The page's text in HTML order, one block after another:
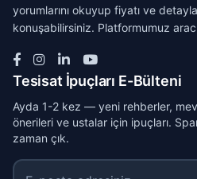
yorumlarını okuyup fiyatı ve
konuşabilirsiniz. Platformumuz
Tesisat İpuçları E-Bülteni
Ayda 1-2 kez — yeni rehberler,
önerileri ve ustalar için ipuçları.
zaman çık.
E-posta adresiniz